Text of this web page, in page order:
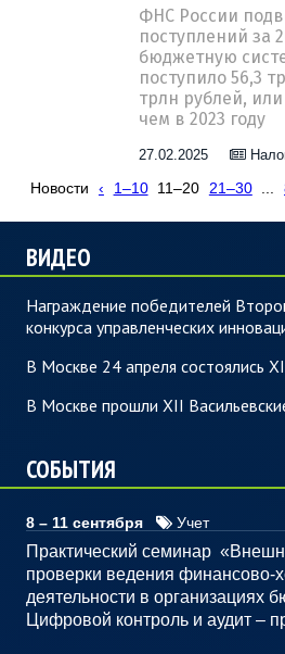
ФНС России
поступлений за
бюджетную
поступило 56,3
трлн рублей,
чем в 2023 году
27.02.2025
Новости ‹ 1–10 11–20 21–30
ВИДЕО
Награждение победителей
конкурса управленческих
В Москве 24 апреля состоялись
В Москве прошли XII
СОБЫТИЯ
8 – 11 сентября Учет
Практический семинар
проверки ведения финансово-
деятельности в организациях
Цифровой контроль и аудит –